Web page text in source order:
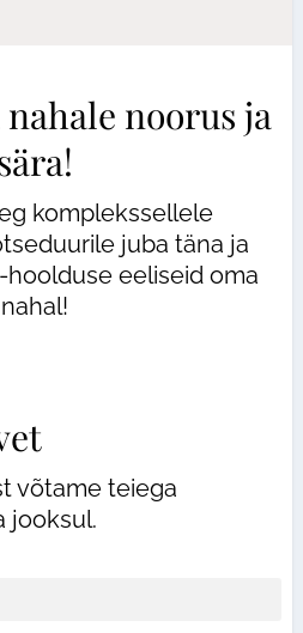
noorus ja
komplekssellele
juba täna ja
eeliseid oma
nahal!
võtame teiega
jooksul.